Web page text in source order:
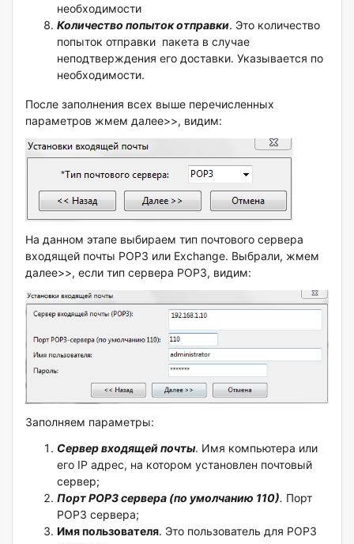
необходимости
Количество попыток отправки. Это количество
попыток отправки пакета в случае
неподтверждения его доставки. Указывается по
необходимости.
После заполнения всех выше перечисленных
параметров жмем далее>>, видим:
На данном этапе выбираем тип почтового сервера
входящей почты POP3 или Exchange. Выбрали, жмем
далее>>, если тип сервера POP3, видим:
Заполняем параметры:
Сервер входящей почты. Имя компьютера или
его IP адрес, на котором установлен почтовый
сервер;
Порт POP3 сервера (по умолчанию 110). Порт
POP3 сервера;
Имя пользователя. Это пользователь для POP3